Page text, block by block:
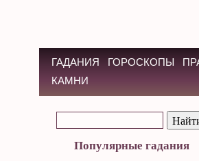
ГАДАНИЯ ГОРОСКОПЫ
КАМНИ
Популярные гадания